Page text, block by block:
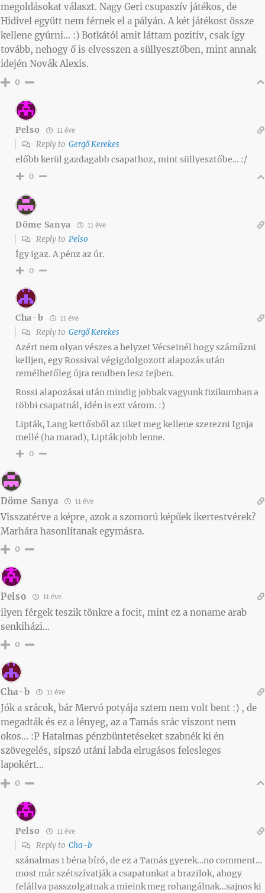
megoldásokat választ. Nagy Geri csupaszív játékos, de
Hidivel együtt nem férnek el a pályán. A két játékost össze
kellene gyúrni… :) Botkától amit láttam pozitív, csak így
tovább, nehogy ő is elvesszen a süllyesztőben, mint annak
idején Novák Alexis.
0
Pelso 11 éve
Reply to Gergő Kerekes
előbb kerül gazdagabb csapathoz, mint süllyesztőbe… :/
0
Döme Sanya 11 éve
Reply to Pelso
Így igaz. A pénz az úr.
0
Cha-b 11 éve
Reply to Gergő Kerekes
Azért nem olyan vészes a helyzet Vécseinél hogy száműzni
kelljen, egy Rossival végigdolgozott alapozás után
remélhetőleg újra rendben lesz fejben.
Rossi alapozásai után mindig jobbak vagyunk fizikumban a
többi csapatnál, idén is ezt várom. :)
Lipták, Lang kettősből az 1iket meg kellene szerezni Ignja
mellé (ha marad), Lipták jobb lenne.
0
Döme Sanya 11 éve
Visszatérve a képre, azok a szomorú képűek ikertestvérek?
Marhára hasonlítanak egymásra.
0
Pelso 11 éve
ilyen férgek teszik tönkre a focit, mint ez a noname arab
senkiházi…
0
Cha-b 11 éve
Jók a srácok, bár Mervó potyája sztem nem volt bent :) , de
megadták és ez a lényeg, az a Tamás srác viszont nem
okos… :P Hatalmas pénzbüntetéseket szabnék ki én
szövegelés, sípszó utáni labda elrugásos felesleges
lapokért…
0
Pelso 11 éve
Reply to Cha-b
szánalmas 1 béna bíró, de ez a Tamás gyerek…no comment…
most már szétszívatják a csapatunkat a brazilok, ahogy
felállva passzolgatnak a mieink meg rohangálnak…sajnos ki